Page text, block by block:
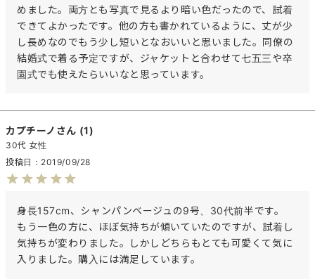
めました。両方とも写真で見るより暗い色だったので、試着
できてよかったです。他の方も書かれているように、丈が少
し長めなのでもう少し短いとなおいいと思いました。同僚の
結婚式で着る予定ですが、ジャケットと合わせて七五三や卒
園式でも使えたらいいなと思っています。
カプチーノ 1
30代 女性
投稿日
2019/09/28
身長157cm、シャンパンベージュの9号、30代前半です。
もう一色の方に、ほぼ気持ちが傾いていたのですが、試着し
気持ちが変わりました。しかしどちらもとても可愛くて気に
入りました。購入には満足しています。